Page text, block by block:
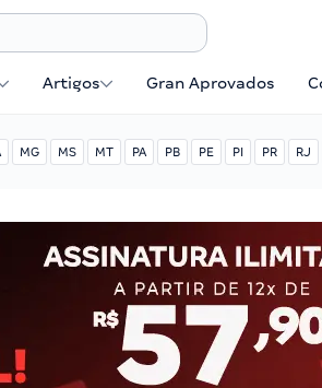
Artigos Gran Aprovados
MG MS MT PA PB PE PI PR RJ